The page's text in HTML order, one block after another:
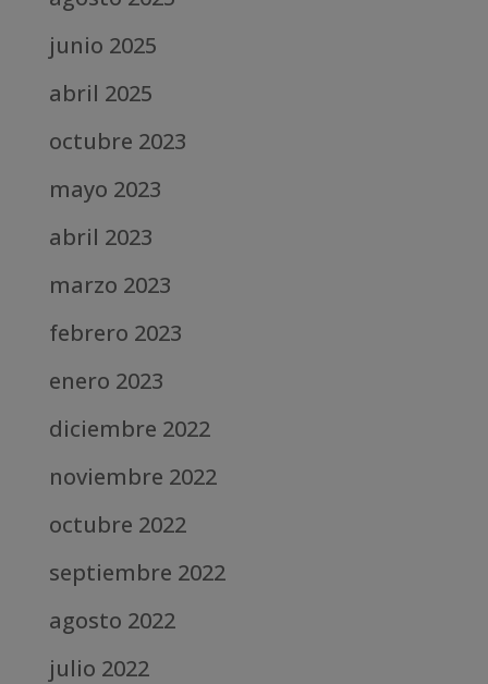
junio 2025
abril 2025
octubre 2023
mayo 2023
abril 2023
marzo 2023
febrero 2023
enero 2023
diciembre 2022
noviembre 2022
octubre 2022
septiembre 2022
agosto 2022
julio 2022